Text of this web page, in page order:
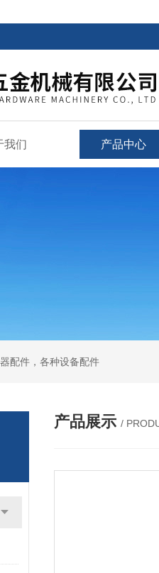
我们 产品中心
配件，各种设备配件
产品展示 /